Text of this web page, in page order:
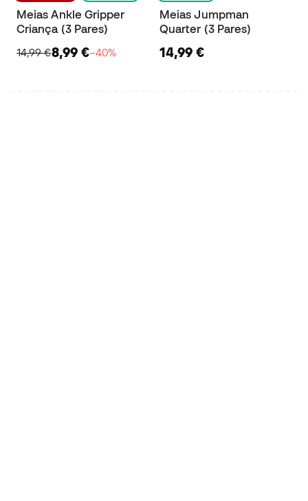
Meias Ankle Gripper
Criança (3 Pares)
14,99 €8,99 €−40%
Meias Jumpman
Quarter (3 Pares)
14,99 €